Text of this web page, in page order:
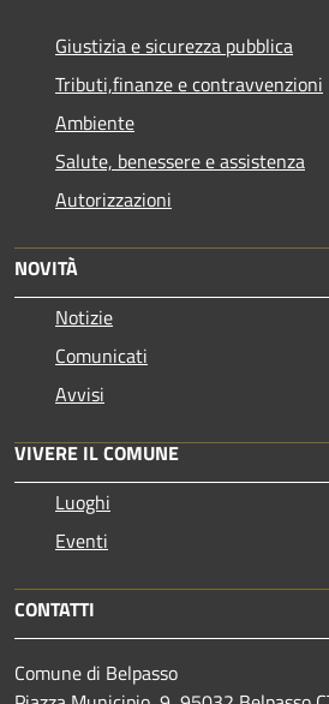
Giustizia e sicurezza pubblica
Tributi,finanze e contravvenzioni
Ambiente
Salute, benessere e assistenza
Autorizzazioni
NOVITÀ
Notizie
Comunicati
Avvisi
VIVERE IL COMUNE
Luoghi
Eventi
CONTATTI
Comune di Belpasso